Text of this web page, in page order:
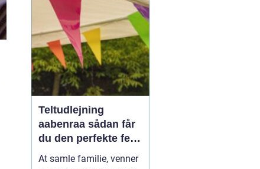
Teltudlejning
aabenraa sådan får
du den perfekte fest
i egen have
At samle familie, venner